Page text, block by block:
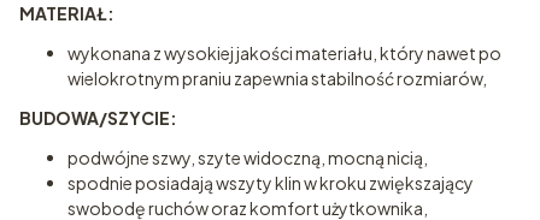
MATERIAŁ:
wykonana z wysokiej jakości materiału, który nawet po
wielokrotnym praniu zapewnia stabilność rozmiarów,
BUDOWA/SZYCIE:
podwójne szwy, szyte widoczną, mocną nicią,
spodnie posiadają wszyty klin w kroku zwiększający
swobodę ruchów oraz komfort użytkownika,